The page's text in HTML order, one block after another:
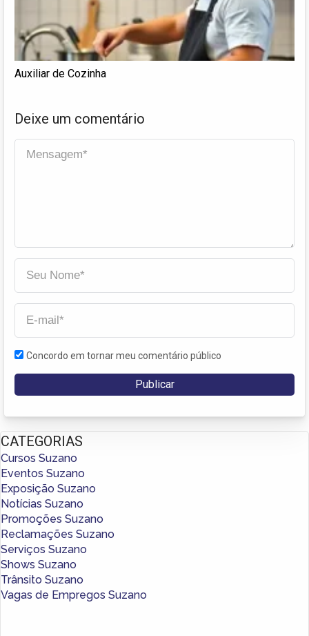
Auxiliar de Cozinha
Deixe um comentário
Concordo em tornar meu comentário público
CATEGORIAS
Cursos Suzano
Eventos Suzano
Exposição Suzano
Notícias Suzano
Promoções Suzano
Reclamações Suzano
Serviços Suzano
Shows Suzano
Trânsito Suzano
Vagas de Empregos Suzano